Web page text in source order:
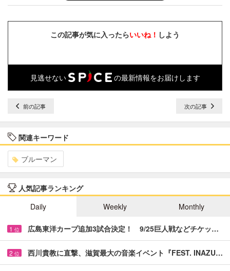
この記事が気に入ったらいいね！ しよう
見逃せない の最新情報をお届けします
前の記事 次の記事
関連キーワード
ブルーマン
人気記事ランキング
Daily
Weekly Monthly
1 位 広島東洋カープ追加3試合決定！ 9/25巨人戦などチケッ…
2 位 西川貴教に直撃、滋賀最大の音楽イベント『FEST. INAZU…